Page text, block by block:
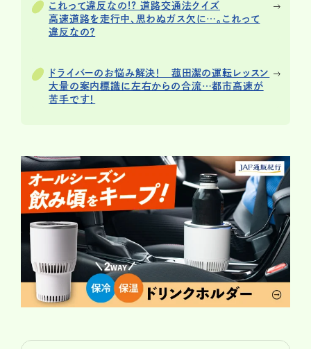
これって違反なの!? 道路交通法クイズ
高速道路を走行中、思わぬガス欠に…。これって
違反なの？
ドライバーのお悩み解決！ 菰田潔の運転レッスン
大量の案内標識に左右からの合流…都市高速が
苦手です！